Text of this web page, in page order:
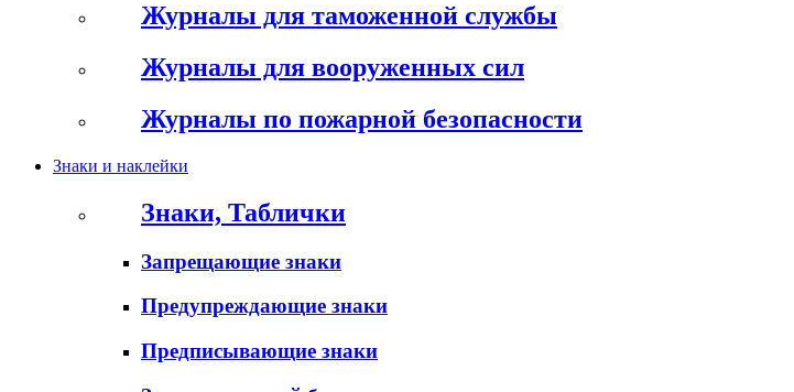
Журналы для таможенной службы
Журналы для вооруженных сил
Журналы по пожарной безопасности
Знаки и наклейки
Знаки, Таблички
Запрещающие знаки
Предупреждающие знаки
Предписывающие знаки